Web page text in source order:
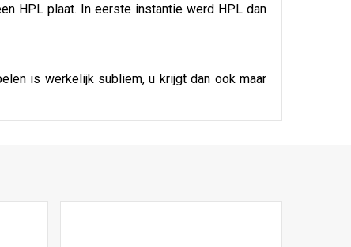
HPL plaat. In eerste instantie werd HPL dan
is werkelijk subliem, u krijgt dan ook maar